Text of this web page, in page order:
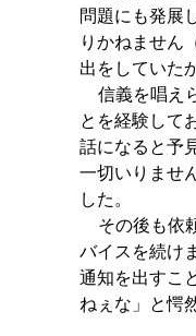
問題にも発展
りかねません
出をしていた
信義を唱え
とを経験して
話になると予
一切いりませ
した。
その後も依
バイスを続け
通知を出すこ
ねぇな」と愕